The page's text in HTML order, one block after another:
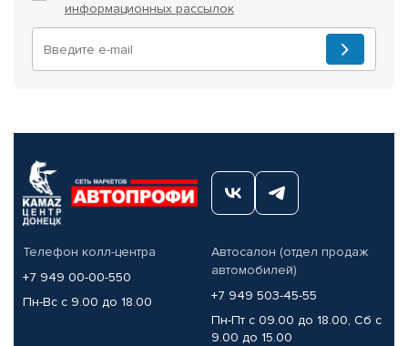
информационных рассылок
Телефон колл-центра
+7 949 00-00-550
Пн-Вс с 9.00 до 18.00
Автосалон (отдел продаж
автомобилей)
+7 949 503-45-55
Пн-Пт с 09.00 до 18.00, Сб с
9.00 до 15.00